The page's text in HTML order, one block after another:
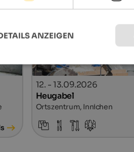
12. - 13.09.2026
Heugabel
Ortszentrum, Innichen
ANZEIGEN